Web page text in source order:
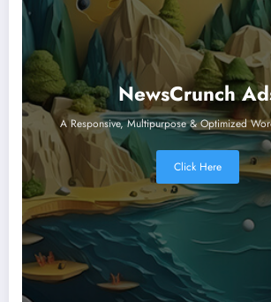
NewsCrunch
A Responsive, Multipurpose & Optimized
Click Here